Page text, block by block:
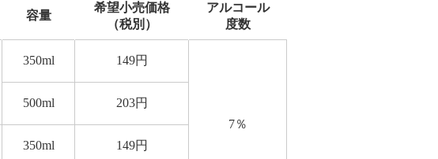
容量
希望小売価格
（税別）
アルコール
度数
350ml 149円
7％
500ml 203円
350ml 149円